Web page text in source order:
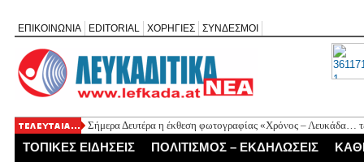
ΕΠΙΚΟΙΝΩΝΙΑ EDITORIAL ΧΟΡΗΓΙΕΣ ΣΥΝΔΕΣΜΟΙ
Σήμερα Δευτέρα η έκθεση φωτογραφίας «Χρόνος – Λευκάδα…
Ψήφισμα διαμαρτυρίας των κατοίκων Καβάλου για την έλλειψη
«Έφυγε» σε ηλικία 74 ετών ο ηθοποιός Νίκος Καλογερόπουλος
ΤΟΠΙΚΕΣ ΕΙΔΗΣΕΙΣ ΠΟΛΙΤΙΣΜΟΣ – ΕΚΔΗΛΩΣΕΙΣ